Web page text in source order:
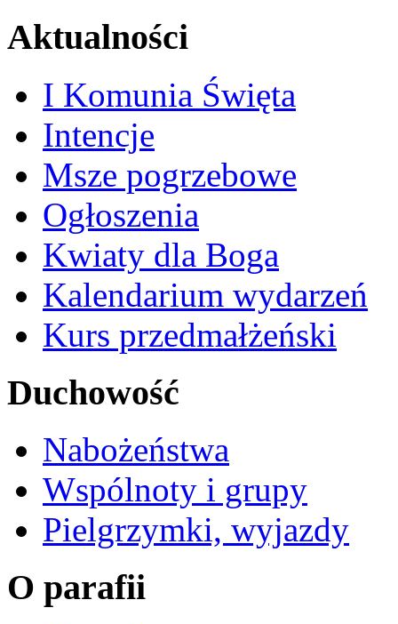
Aktualności
I Komunia Święta
Intencje
Msze pogrzebowe
Ogłoszenia
Kwiaty dla Boga
Kalendarium wydarzeń
Kurs przedmałżeński
Duchowość
Nabożeństwa
Wspólnoty i grupy
Pielgrzymki, wyjazdy
O parafii